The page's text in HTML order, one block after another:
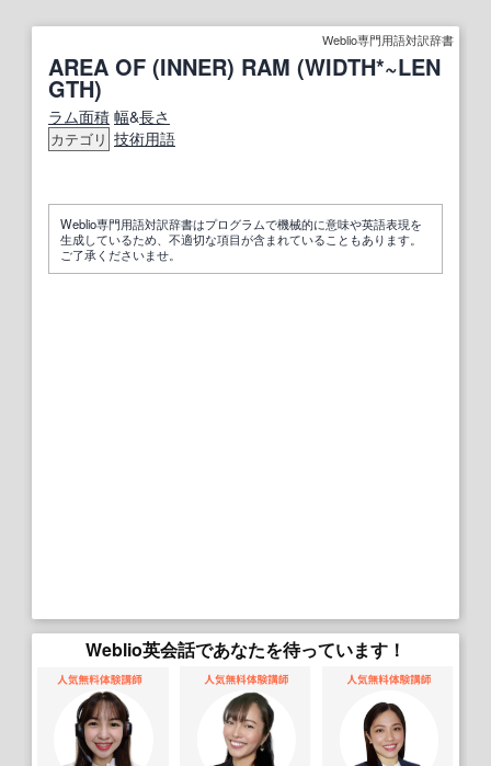
Weblio専門用語対訳辞書
AREA OF (INNER) RAM (WIDTH*~LEN
GTH)
ラム面積 幅&長さ
カテゴリ 技術用語
Weblio専門用語対訳辞書はプログラムで機械的に意味や英語表現を
生成しているため、不適切な項目が含まれていることもあります。
ご了承くださいませ。
Weblio英会話であなたを待っています！